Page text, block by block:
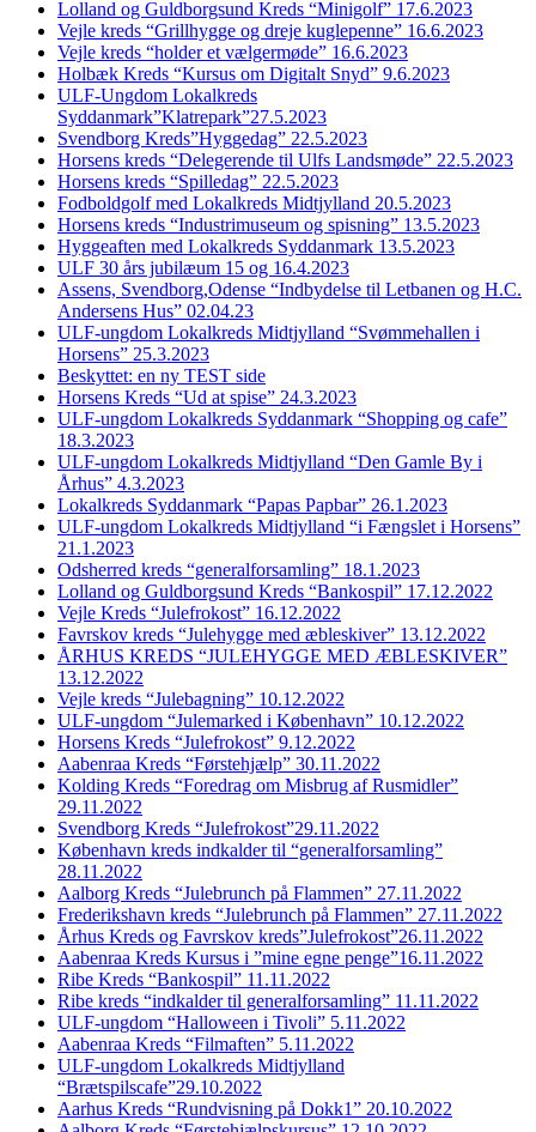
Lolland og Guldborgsund Kreds “Minigolf” 17.6.2023
Vejle kreds “Grillhygge og dreje kuglepenne” 16.6.2023
Vejle kreds “holder et vælgermøde” 16.6.2023
Holbæk Kreds “Kursus om Digitalt Snyd” 9.6.2023
ULF-Ungdom Lokalkreds
Syddanmark”Klatrepark”27.5.2023
Svendborg Kreds”Hyggedag” 22.5.2023
Horsens kreds “Delegerende til Ulfs Landsmøde” 22.5.2023
Horsens kreds “Spilledag” 22.5.2023
Fodboldgolf med Lokalkreds Midtjylland 20.5.2023
Horsens kreds “Industrimuseum og spisning” 13.5.2023
Hyggeaften med Lokalkreds Syddanmark 13.5.2023
ULF 30 års jubilæum 15 og 16.4.2023
Assens, Svendborg,Odense “Indbydelse til Letbanen og H.C.
Andersens Hus” 02.04.23
ULF-ungdom Lokalkreds Midtjylland “Svømmehallen i
Horsens” 25.3.2023
Beskyttet: en ny TEST side
Horsens Kreds “Ud at spise” 24.3.2023
ULF-ungdom Lokalkreds Syddanmark “Shopping og cafe”
18.3.2023
ULF-ungdom Lokalkreds Midtjylland “Den Gamle By i
Århus” 4.3.2023
Lokalkreds Syddanmark “Papas Papbar” 26.1.2023
ULF-ungdom Lokalkreds Midtjylland “i Fængslet i Horsens”
21.1.2023
Odsherred kreds “generalforsamling” 18.1.2023
Lolland og Guldborgsund Kreds “Bankospil” 17.12.2022
Vejle Kreds “Julefrokost” 16.12.2022
Favrskov kreds “Julehygge med æbleskiver” 13.12.2022
ÅRHUS KREDS “JULEHYGGE MED ÆBLESKIVER”
13.12.2022
Vejle kreds “Julebagning” 10.12.2022
ULF-ungdom “Julemarked i København” 10.12.2022
Horsens Kreds “Julefrokost” 9.12.2022
Aabenraa Kreds “Førstehjælp” 30.11.2022
Kolding Kreds “Foredrag om Misbrug af Rusmidler”
29.11.2022
Svendborg Kreds “Julefrokost”29.11.2022
København kreds indkalder til “generalforsamling”
28.11.2022
Aalborg Kreds “Julebrunch på Flammen” 27.11.2022
Frederikshavn kreds “Julebrunch på Flammen” 27.11.2022
Århus Kreds og Favrskov kreds”Julefrokost”26.11.2022
Aabenraa Kreds Kursus i ”mine egne penge”16.11.2022
Ribe Kreds “Bankospil” 11.11.2022
Ribe kreds “indkalder til generalforsamling” 11.11.2022
ULF-ungdom “Halloween i Tivoli” 5.11.2022
Aabenraa Kreds “Filmaften” 5.11.2022
ULF-ungdom Lokalkreds Midtjylland
“Brætspilscafe”29.10.2022
Aarhus Kreds “Rundvisning på Dokk1” 20.10.2022